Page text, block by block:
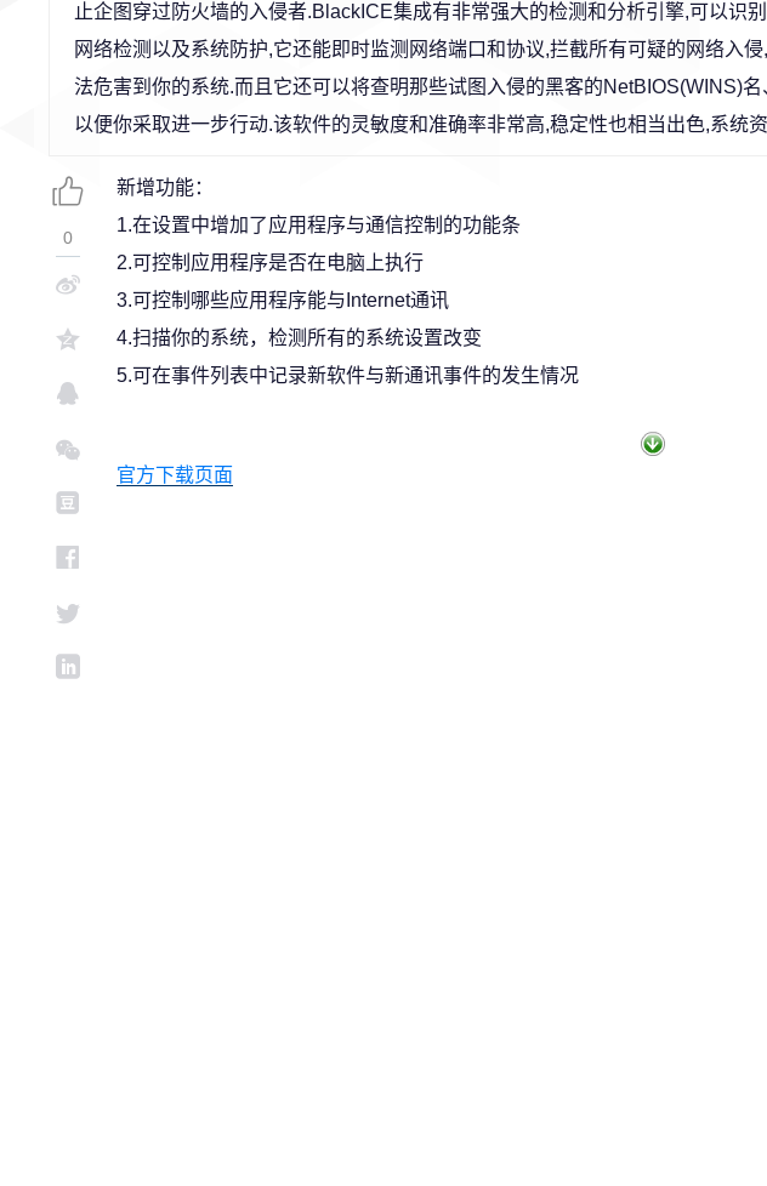
止企图穿过防火墙的入侵者.BlackICE集成有非常强大的检测和分析引擎,可以识
网络检测以及系统防护,它还能即时监测网络端口和协议,拦截所有可疑的网络入
法危害到你的系统.而且它还可以将查明那些试图入侵的黑客的NetBIOS(WINS)
以便你采取进一步行动.该软件的灵敏度和准确率非常高,稳定性也相当出色,系统
新增功能：
1.在设置中增加了应用程序与通信控制的功能条
2.可控制应用程序是否在电脑上执行
3.可控制哪些应用程序能与Internet通讯
4.扫描你的系统，检测所有的系统设置改变
5.可在事件列表中记录新软件与新通讯事件的发生情况
官方下载页面
0